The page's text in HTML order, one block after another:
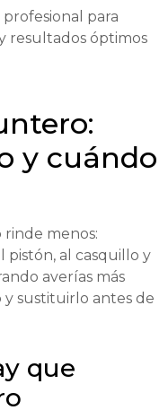
para
resultados óptimos
y cuándo
menos:
pistón, al casquillo y
averías más
y sustituirlo antes de
que